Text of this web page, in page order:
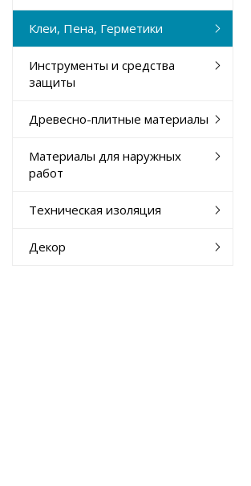
Клеи, Пена, Герметики
Инструменты и средства
защиты
Древесно-плитные материалы
Материалы для наружных
работ
Техническая изоляция
Декор